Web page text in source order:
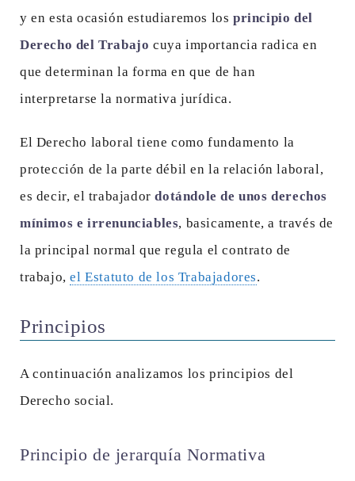
y en esta ocasión estudiaremos losprincipio del
Derecho del Trabajo cuya importancia radica en
que determinan la forma en que de han
interpretarse la normativa jurídica.
El Derecho laboral tiene como fundamento la
protección de la parte débil en la relación laboral,
es decir, el trabajadordotándole de unos derechos
mínimos e irrenunciables, basicamente, a través de
la principal normal que regula el contrato de
trabajo,el Estatuto de los Trabajadores.
Principios
A continuación analizamos los principios del
Derecho social.
Principio de jerarquía Normativa